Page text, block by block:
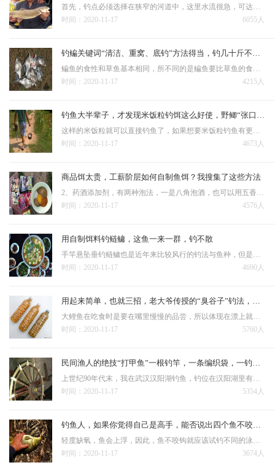
首先，钓点必须选择在狭窄的河道中，这里水流很急，可达到每秒6~7米，甚至可以听到激流的哗哗声，站在水边，都有一种被带着往前冲的感觉。用串钩底钓的时候，坠在串钩下面。通常采用海竿重坠底钓法：适用于流动水域…
6055人
时间：2020-11-17
鳊鱼的食性和草鱼基本相同，所不同的是鳊鱼要比草鱼的食性杂一些，在幼年时以小软体动物为主，水中微生物和一些植物，所以，很多钓友在野河或是鱼池等使用蚯蚓，饵料等也经常会遇到小鳊鱼，但是真正钓大鳊鱼还是要用粮…
4215人
时间：2020-11-17
这样的米饭粒就可以直接钓鱼了，如果想要米饭粒钓鱼有更好的效果，最好做一些处理。 这样既干净又省事，而且米饭不粘手、上述经过处理的米饭粒，因为黏着面粉或者是麦麸又能够起到雾化作用，能够起到诱诱鱼…
4673人
时间：2020-11-17
商品饵太贵，工薪阶层如何自制鱼饵？我搜集了这些方法
2、药酒添加剂，有两种泡法，一是八角泡酒，也可以用五香粉但五香粉中桂皮的分量比八角重，没有前者好用；二是用甜酒，最好是用粘米酿制的。 鱼饵经济方便的还是自己配的好，最好是越简便越好，其实鱼在水库里的…
4576人
时间：2020-11-17
用自制饵料钓鲢鳙，这鱼一来一群，钓不散
手竿悬坠垂钓鲢鳙也是近年来比较风行的钓法与鱼种，但是常常遇到一个问题就是几乎所有的常规鲢鳙饵都烧手，明显感觉用完之后，发干，蜕皮。 出钓时，剥几瓣鲜嫩的大蒜（视用饵量多少可增减蒜量），捣成蒜泥，…
4690人
时间：2020-11-17
大鲤鱼在吃食时是要在嘴里慢慢的品尝，所以体现在漂上就会出现一点一点的，一旦鲤鱼把谷子从钩上弄掉后，钩和谷子就会脱落，鱼就会把钩吐出。我的方法是调平水钓一目或二目，这样的好处就是让小心的鲤鱼放心的吃饵，而…
5760人
时间：2020-11-17
上世纪90年代末，我在武汉汉阳湖钓鱼，钓位在汉阳湖里有一排竹墙的附近，我和钓友两人是早上6点到达那里的。 这种钓法的原理：因为甲鱼在水底待的时间长了需要上来换气，就是露出水面的那一刹那，被他…
5354人
时间：2020-11-17
轻度缺氧，鱼会上浮，因此，鱼不咬钩就应该试钓不同的泳层，采取逗钩、拖钩、引钩等手段，一直到有鱼咬钩为止。 鱼受惊吓会影响就饵；鱼受惊原因很多，尤其是钓浅水时鱼往往不爱咬钩，很多情况下是受到人为因素的…
3674人
时间：2020-11-17